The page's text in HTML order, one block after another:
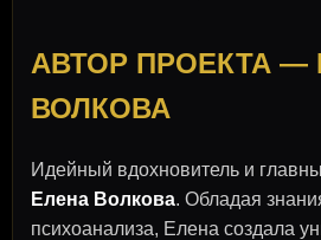
АВТОР ПРОЕКТА —
ВОЛКОВА
Идейный вдохновитель и
Елена Волкова. Обладая
психоанализа, Елена создала